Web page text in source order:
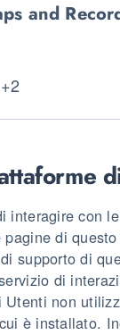
and
interagire con
di
supporto di
di
non
è installato.